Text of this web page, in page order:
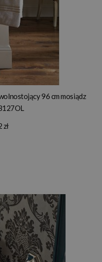
96 cm mosiądz
zł